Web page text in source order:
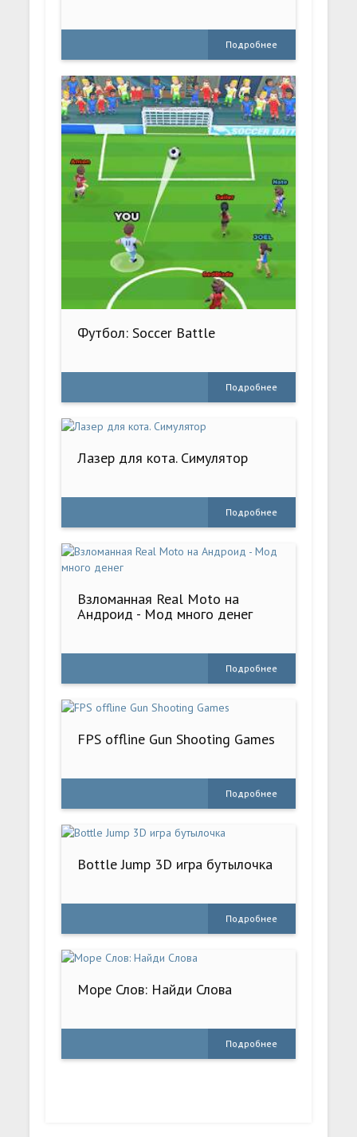
Подробнее
Футбол: Soccer Battle
Подробнее
Лазер для кота. Симулятор
Подробнее
Взломанная Real Moto на
Андроид - Мод много денег
Подробнее
FPS offline Gun Shooting Games
Подробнее
Bottle Jump 3D игра бутылочка
Подробнее
Море Слов: Найди Слова
Подробнее